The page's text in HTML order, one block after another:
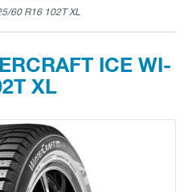
60 R16 102T XL
ICE WI-
XL